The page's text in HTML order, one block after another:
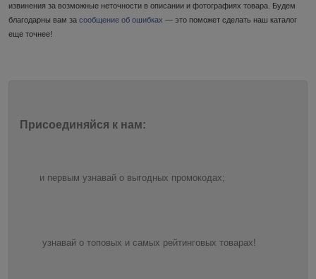
извинения за возможные неточности в описании и фотографиях товара. Будем
благодарны вам за сообщение об ошибках — это поможет сделать наш каталог
еще точнее!
Присоединяйся к нам:
и первым узнавай о выгодных промокодах;
узнавай о топовых и самых рейтинговых товарах!